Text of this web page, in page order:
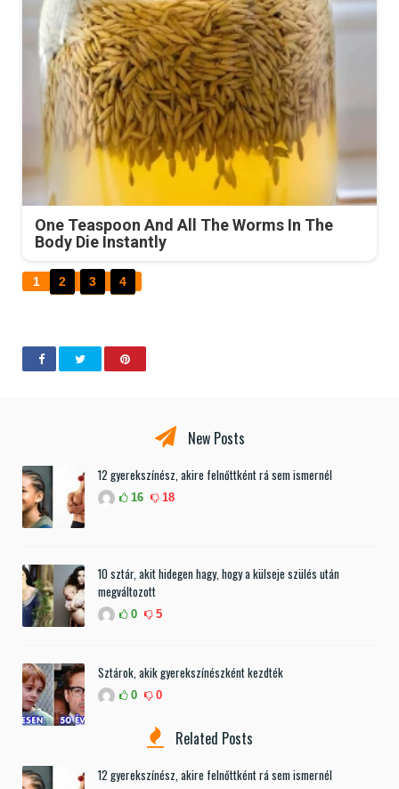
One Teaspoon And All The Worms In The
Body Die Instantly
1 2 3 4
New Posts
12 gyerekszínész, akire felnőttként rá sem ismernél
16 18
10 sztár, akit hidegen hagy, hogy a külseje szülés után
megváltozott
0 5
Sztárok, akik gyerekszínészként kezdték
0 0
Related Posts
12 gyerekszínész, akire felnőttként rá sem ismernél